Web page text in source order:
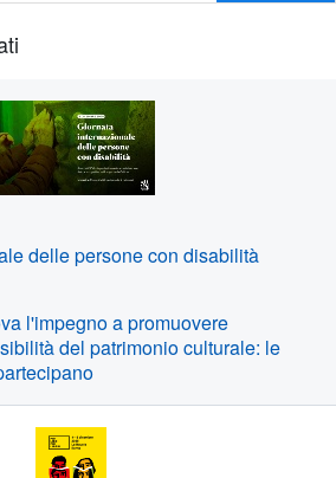
delle persone con disabilità
l'impegno a promuovere
del patrimonio culturale: le